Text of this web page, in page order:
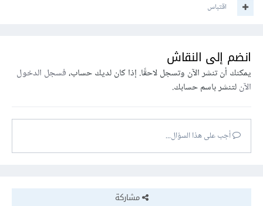
اقتباس
انضم إلى النقاش
يمكنك أن تنشر الآن وتسجل لاحقًا. إذا كان لديك حساب،فسجل الدخول
الآنلتنشر باسم حسابك.
أجب على هذا السؤال...
مشاركة